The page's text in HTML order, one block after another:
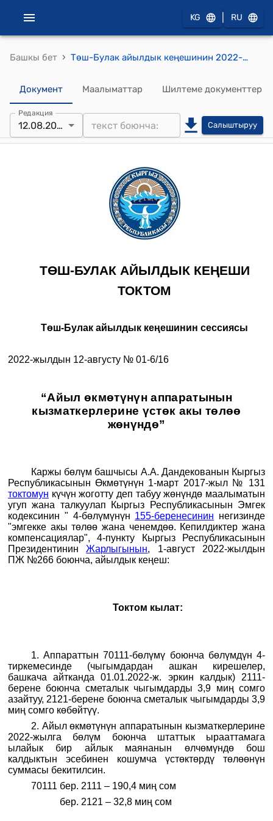
KG RU
Башкы бет › Төш-Булак айылдык кеңешинин 2022-жылдын 12-августу № 01-6/16 “Айыл өкмөтүнүн аппаратынын кызматкерлерине үстөк акы төлөө жөнүндө” токтому
Документ Маалыматтар Шилтеме документтер
Редакция
12.08.2022 Салыштыруу